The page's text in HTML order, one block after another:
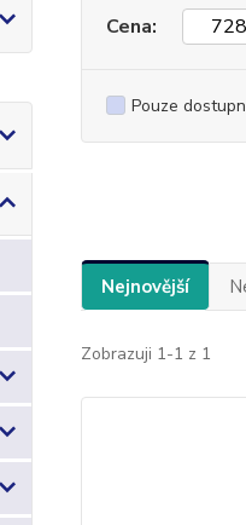
Cena:
Pouze
Nejnovější
Zobrazuji 1-1 z 1